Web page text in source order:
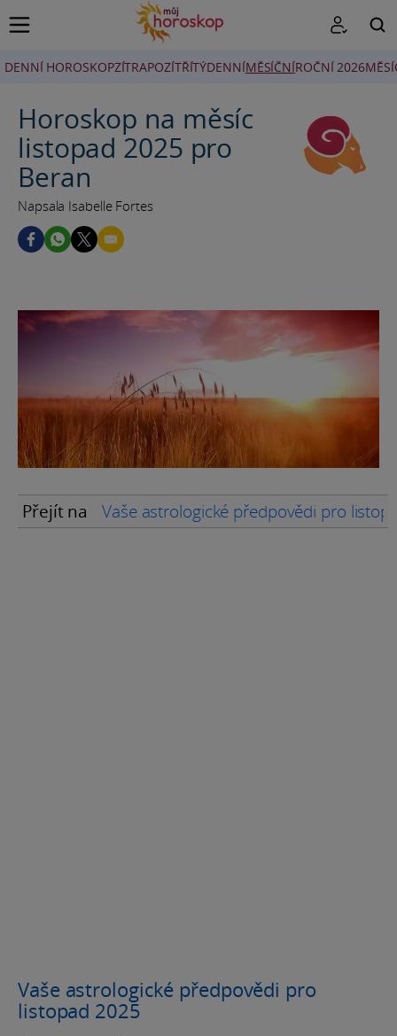
DENNÍ HOROSKOPZÍTRAPOZÍTŘÍTÝDENNÍMĚSÍČNÍROČNÍ 2026
Horoskop na měsíc
listopad 2025 pro
Beran
Napsala Isabelle Fortes
Přejít na Vaše astrologické předpovědi pro
Vaše astrologické předpovědi pro
listopad 2025